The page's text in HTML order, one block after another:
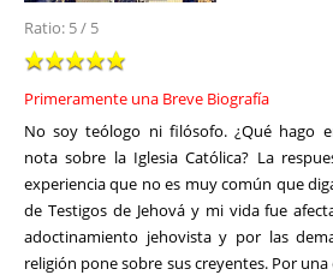
Ratio: 5/ 5
Primeramente una Breve Biografía
No soy teólogo ni filósofo. ¿Qué hago
nota sobre la Iglesia Católica? La
experiencia que no es muy común que
de Testigos de Jehová y mi vida fue
adoctinamiento jehovista y por las
religión pone sobre sus creyentes. Por una